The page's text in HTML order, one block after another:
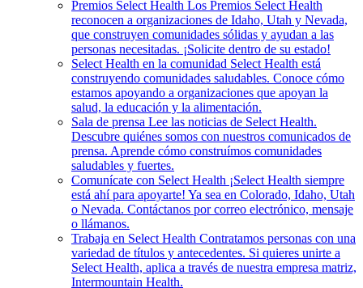
Premios Select Health Los Premios Select Health
reconocen a organizaciones de Idaho, Utah y Nevada,
que construyen comunidades sólidas y ayudan a las
personas necesitadas. ¡Solicite dentro de su estado!
Select Health en la comunidad Select Health está
construyendo comunidades saludables. Conoce cómo
estamos apoyando a organizaciones que apoyan la
salud, la educación y la alimentación.
Sala de prensa Lee las noticias de Select Health.
Descubre quiénes somos con nuestros comunicados de
prensa. Aprende cómo construímos comunidades
saludables y fuertes.
Comunícate con Select Health ¡Select Health siempre
está ahí para apoyarte! Ya sea en Colorado, Idaho, Utah
o Nevada. Contáctanos por correo electrónico, mensaje
o llámanos.
Trabaja en Select Health Contratamos personas con una
variedad de títulos y antecedentes. Si quieres unirte a
Select Health, aplica a través de nuestra empresa matriz,
Intermountain Health.